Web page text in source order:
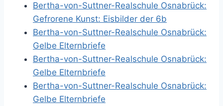
Bertha-von-Suttner-Realschule Osnabrück:
Gefrorene Kunst: Eisbilder der 6b
Bertha-von-Suttner-Realschule Osnabrück:
Gelbe Elternbriefe
Bertha-von-Suttner-Realschule Osnabrück:
Gelbe Elternbriefe
Bertha-von-Suttner-Realschule Osnabrück:
Gelbe Elternbriefe